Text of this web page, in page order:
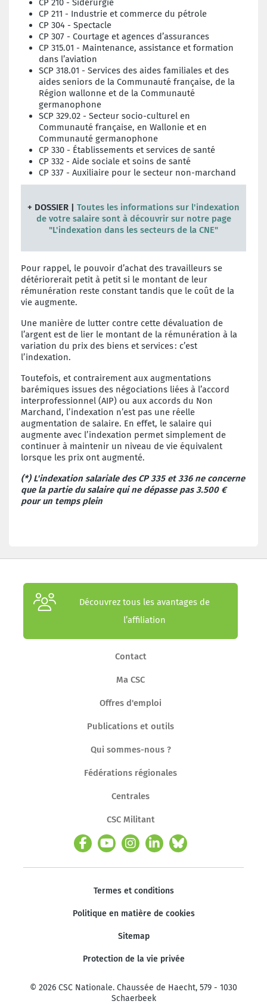
CP 211 - Industrie et commerce du pétrole
CP 304 - Spectacle
CP 307 - Courtage et agences d’assurances
CP 315.01 - Maintenance, assistance et formation
dans l’aviation
SCP 318.01 - Services des aides familiales et des
aides seniors de la Communauté française, de la
Région wallonne et de la Communauté
germanophone
SCP 329.02 - Secteur socio-culturel en
Communauté française, en Wallonie et en
Communauté germanophone
CP 330 - Établissements et services de santé
CP 332 - Aide sociale et soins de santé
CP 337 - Auxiliaire pour le secteur non-marchand
+ DOSSIER | Toutes les informations sur l'indexation
de votre salaire sont à découvrir sur notre page
"L'indexation dans les secteurs de la CNE"
Pour rappel, le pouvoir d’achat des travailleurs se
détériorerait petit à petit si le montant de leur
rémunération reste constant tandis que le coût de la
vie augmente.
Une manière de lutter contre cette dévaluation de
l’argent est de lier le montant de la rémunération à la
variation du prix des biens et services : c’est
l’indexation.
Toutefois, et contrairement aux augmentations
barémiques issues des négociations liées à l’accord
interprofessionnel (AIP) ou aux accords du Non
Marchand, l’indexation n’est pas une réelle
augmentation de salaire. En effet, le salaire qui
augmente avec l’indexation permet simplement de
continuer à maintenir un niveau de vie équivalent
lorsque les prix ont augmenté.
(*) L'indexation salariale des CP 335 et 336 ne concerne
que la partie du salaire qui ne dépasse pas 3.500 €
pour un temps plein
Découvrez tous les avantages de
l’affiliation
Contact
Ma CSC
Offres d'emploi
Publications et outils
Qui sommes-nous ?
Fédérations régionales
Centrales
CSC Militant
Termes et conditions
Politique en matière de cookies
Sitemap
Protection de la vie privée
© 2026 CSC Nationale. Chaussée de Haecht, 579 - 1030
Schaerbeek